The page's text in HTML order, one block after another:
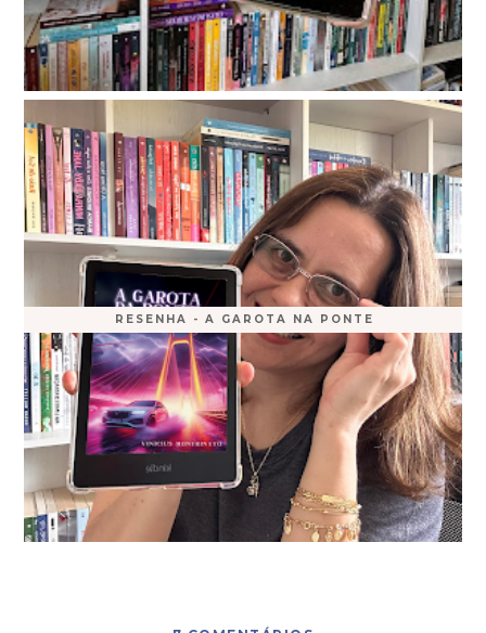
RESENHA - A GAROTA NA PONTE